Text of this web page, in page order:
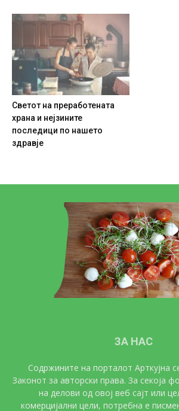
Светот на преработената
храна и нејзините
последици по нашето
здравје
ЗА НАС
Содржините на порталот Арткујна
Законот за авторски права. За секоја
на делови од овој веб сајт или
комерцијални цели, потребна е